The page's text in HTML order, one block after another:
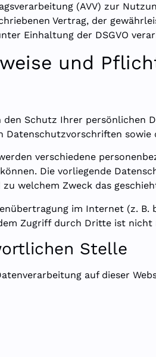
(AVV) zur
Vertrag, der
Einhaltung der DSGVO
und
den Schutz Ihrer persönlichen
Datenschutzvorschriften sowie
verschiedene
Die vorliegende
welchem Zweck das
im Internet (z.
Zugriff durch Dritte ist nicht
Stelle
auf dieser